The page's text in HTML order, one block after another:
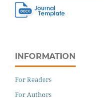
INFORMATION
For Readers
For Authors